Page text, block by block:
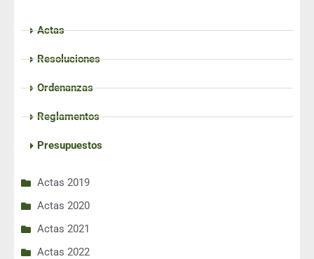
Actas
Resoluciones
Ordenanzas
Reglamentos
Presupuestos
Actas 2019
Actas 2020
Actas 2021
Actas 2022